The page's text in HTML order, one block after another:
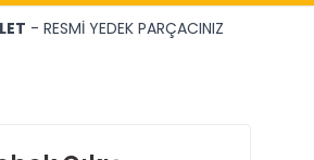
- RESMİ YEDEK PARÇACINIZ